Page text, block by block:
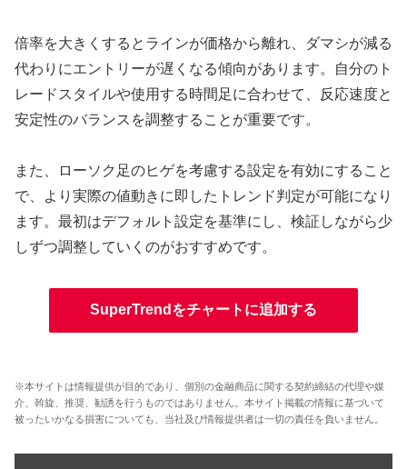
倍率を大きくするとラインが価格から離れ、ダマシが減る
代わりにエントリーが遅くなる傾向があります。自分のト
レードスタイルや使用する時間足に合わせて、反応速度と
安定性のバランスを調整することが重要です。
また、ローソク足のヒゲを考慮する設定を有効にすること
で、より実際の値動きに即したトレンド判定が可能になり
ます。最初はデフォルト設定を基準にし、検証しながら少
しずつ調整していくのがおすすめです。
SuperTrendをチャートに追加する
※本サイトは情報提供が目的であり、個別の金融商品に関する契約締結の代理や媒
介、斡旋、推奨、勧誘を行うものではありません。本サイト掲載の情報に基づいて
被ったいかなる損害についても、当社及び情報提供者は一切の責任を負いません。